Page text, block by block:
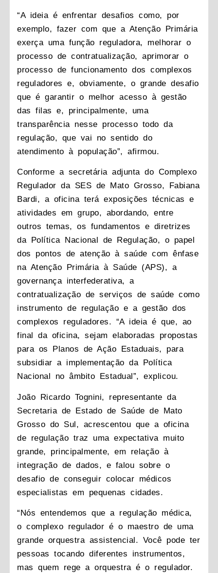
“A ideia é enfrentar desafios como, por
exemplo, fazer com que a Atenção Primária
exerça uma função reguladora, melhorar o
processo de contratualização, aprimorar o
processo de funcionamento dos complexos
reguladores e, obviamente, o grande desafio
que é garantir o melhor acesso à gestão
das filas e, principalmente, uma
transparência nesse processo todo da
regulação, que vai no sentido do
atendimento à população”, afirmou.
Conforme a secretária adjunta do Complexo
Regulador da SES de Mato Grosso, Fabiana
Bardi, a oficina terá exposições técnicas e
atividades em grupo, abordando, entre
outros temas, os fundamentos e diretrizes
da Política Nacional de Regulação, o papel
dos pontos de atenção à saúde com ênfase
na Atenção Primária à Saúde (APS), a
governança interfederativa, a
contratualização de serviços de saúde como
instrumento de regulação e a gestão dos
complexos reguladores. “A ideia é que, ao
final da oficina, sejam elaboradas propostas
para os Planos de Ação Estaduais, para
subsidiar a implementação da Política
Nacional no âmbito Estadual”, explicou.
João Ricardo Tognini, representante da
Secretaria de Estado de Saúde de Mato
Grosso do Sul, acrescentou que a oficina
de regulação traz uma expectativa muito
grande, principalmente, em relação à
integração de dados, e falou sobre o
desafio de conseguir colocar médicos
especialistas em pequenas cidades.
“Nós entendemos que a regulação médica,
o complexo regulador é o maestro de uma
grande orquestra assistencial. Você pode ter
pessoas tocando diferentes instrumentos,
mas quem rege a orquestra é o regulador.